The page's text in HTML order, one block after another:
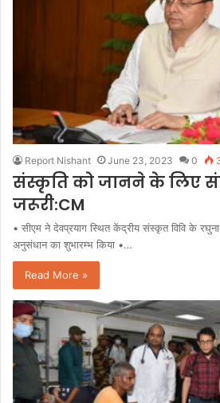
Report Nishant June 23, 2023 0
संस्कृति को जानने के लिए
जरूरी:CM
• सीएम ने देवप्रयाग स्थित केंद्रीय संस्कृत विवि के
अनुसंधान का शुभारम्भ किया •…
Read More »